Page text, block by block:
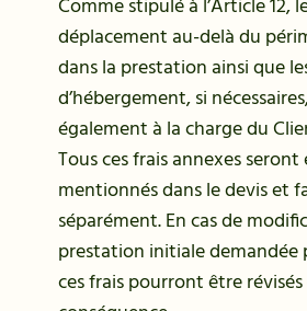
Comme stipulé à l’Article 12,
déplacement au-delà du
dans la prestation ainsi que
d’hébergement, si
également à la charge du
Tous ces frais annexes
mentionnés dans le devis et
séparément. En cas de
prestation initiale demandée
ces frais pourront être révisés